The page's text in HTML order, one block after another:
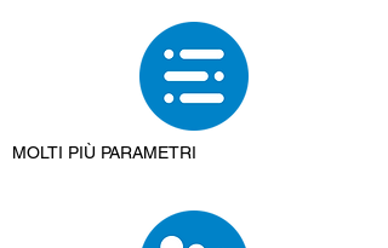
MOLTI PIÙ PARAMETRI